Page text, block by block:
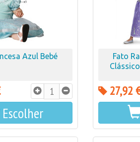
Azul Bebé
Escolher
Fato
27,92